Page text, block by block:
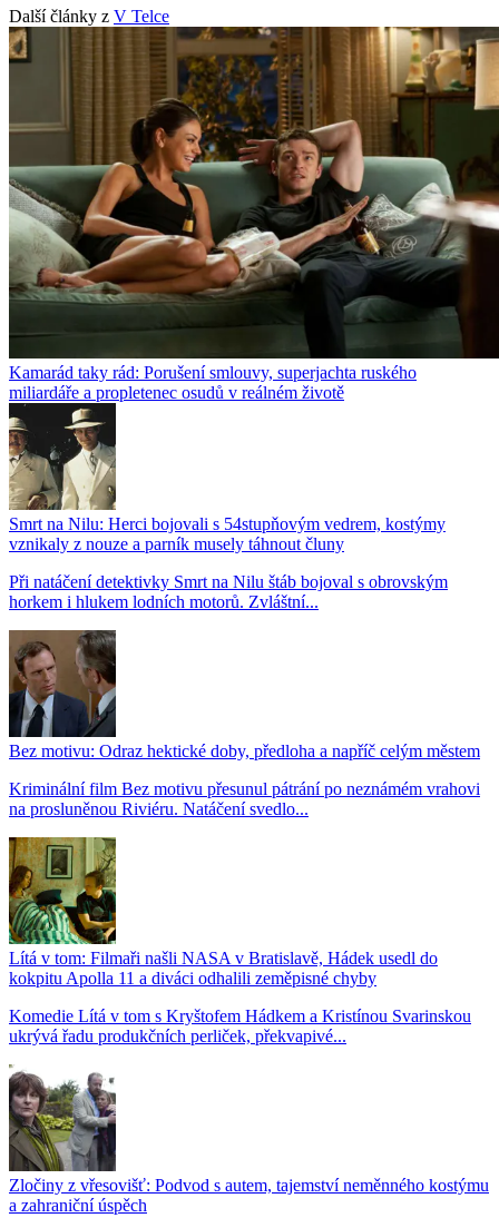
Další články z V Telce
Kamarád taky rád: Porušení smlouvy, superjachta ruského
miliardáře a propletenec osudů v reálném životě
Smrt na Nilu: Herci bojovali s 54stupňovým vedrem, kostýmy
vznikaly z nouze a parník musely táhnout čluny
Při natáčení detektivky Smrt na Nilu štáb bojoval s obrovským
horkem i hlukem lodních motorů. Zvláštní...
Bez motivu: Odraz hektické doby, předloha a napříč celým městem
Kriminální film Bez motivu přesunul pátrání po neznámém vrahovi
na prosluněnou Riviéru. Natáčení svedlo...
Lítá v tom: Filmaři našli NASA v Bratislavě, Hádek usedl do
kokpitu Apolla 11 a diváci odhalili zeměpisné chyby
Komedie Lítá v tom s Kryštofem Hádkem a Kristínou Svarinskou
ukrývá řadu produkčních perliček, překvapivé...
Zločiny z vřesovišť: Podvod s autem, tajemství neměnného kostýmu
a zahraniční úspěch